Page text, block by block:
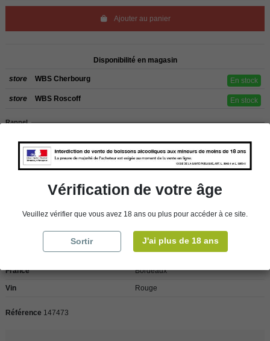
Ajouter au panier
Disponibilité en magasin
store WBS Cherbourg En stock
store WBS Roscoff En stock
Rappel
clients de l’étranger, retrait sur place dans nos magasins de ROSCOFF ou
CHERBOURG.
Détails du produit
France
France Bordeaux
Vin Rouge
Référence 147473
Vérification de votre âge
Veuillez vérifier que vous avez 18 ans ou plus pour accéder à ce site.
Sortir J'ai plus de 18 ans